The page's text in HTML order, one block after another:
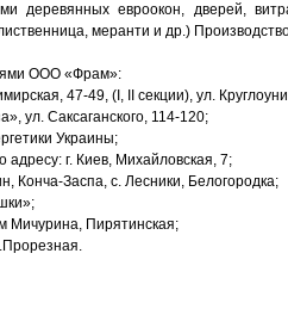
деревянных евроокон, дверей,
меранти и др.)
ООО «Фрам»:
47-49, (I, II секции), ул.
ул. Саксаганского, 114-120;
Украины;
г. Киев, Михайловская, 7;
Конча-Заспа, с. Лесники, Белогородка;
Мичурина, Пирятинская;